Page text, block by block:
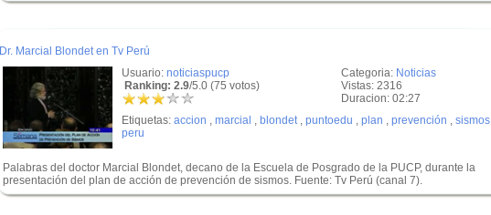
Dr. Marcial Blondet en Tv Perú
Categoria: Noticias
Vistas: 2316
Duracion: 02:27
Usuario: noticiaspucp
Ranking: 2.9/5.0 (75 votos)
Etiquetas: accion , marcial , blondet, puntoedu , plan , prevención , sismos
peru
Palabras del doctor Marcial Blondet, decano de la Escuela de Posgrado de la PUCP, durante la
presentación del plan de acción de prevención de sismos. Fuente: Tv Perú (canal 7).